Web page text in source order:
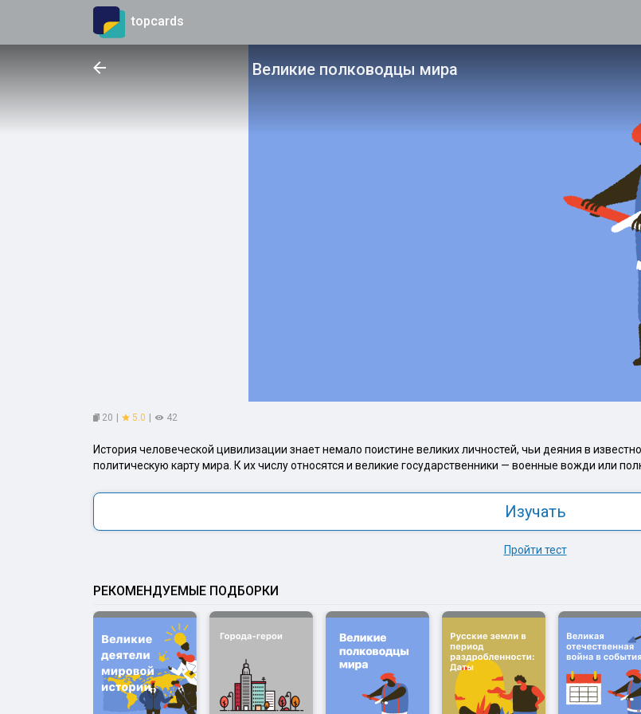
topcards
Великие полководцы мира
20 | 5.0 | 42
История человеческой цивилизации знает немало поистине великих личностей, чьи деяния в
политическую карту мира. К их числу относятся и великие государственники — военные вожди или
Изучать
Пройти тест
РЕКОМЕНДУЕМЫЕ ПОДБОРКИ